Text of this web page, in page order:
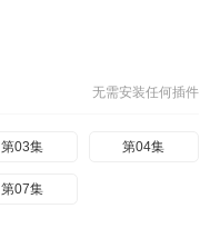
无需安装任何插件
第03集 第04集
第07集